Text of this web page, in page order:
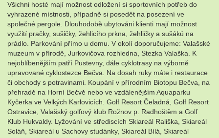
Všichni hosté mají možnost odložení si sportovních potřeb do
vyhrazené místnosti, případně si posedět na posezení ve
společné pergole. Dlouhodobě ubytováni klienti mají možnost
využití pračky, sušičky, žehlicího prkna, žehličky a sušáků na
prádlo. Parkování přímo u domu. V okolí doporučujeme: Valašské
muzeum v přírodě, Jurkovičova rozhledna, Stezka Valaška. K
nejoblíbenějším patří Pustevny, dále cyklotrasy na výborně
upravované cyklostezce Bečva. Na dosah ruky máte i restaurace
či obchody s potravinami. Koupání v přírodním Biotopu Bečva, na
přehradě na Horní Bečvě nebo ve vzdálenějším Aquaparku
Kyčerka ve Velkých Karlovicích. Golf Resort Čeladná, Golf Resort
Ostravice, Valašský golfový klub Rožnov p. Radhoštěm a Golf
Klub Hukvaldy. Lyžování ve střediscích Skiareál Rališka, Skiareál
Soláň, Skiareál u Sachovy studánky, Skiareál Bílá, Skiareál